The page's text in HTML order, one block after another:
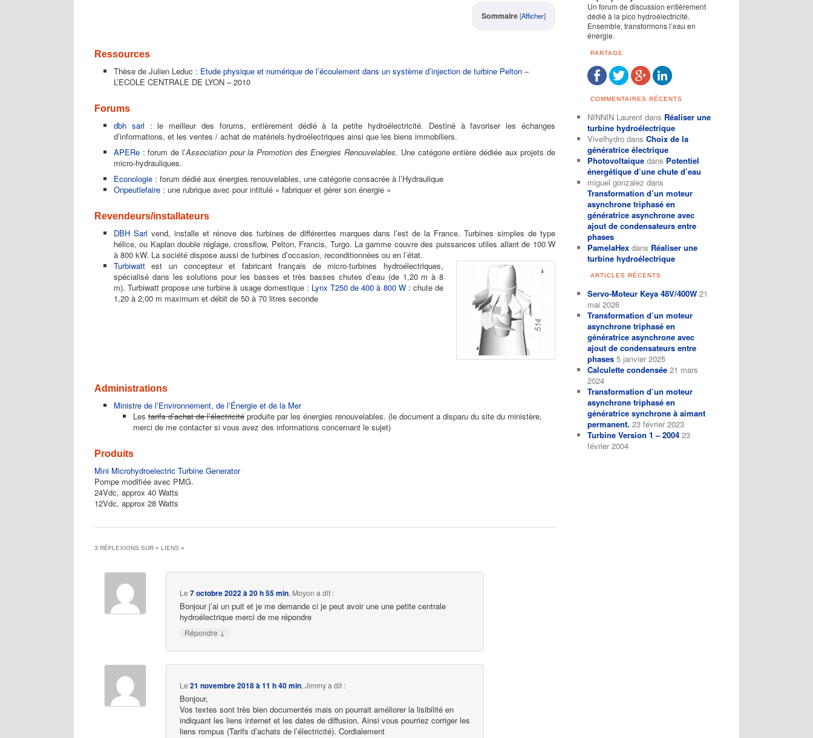
Sommaire[Afficher]
Ressources
Thèse de Julien Leduc : Etude physique et numérique de l’écoulement dans un système d’injection de turbine Pelton–
L’ECOLE CENTRALE DE LYON – 2010
Forums
dbh sarl : le meilleur des forums, entièrement dédié à la petite hydroélectricité. Destiné à favoriser les échanges
d’informations, et les ventes / achat de matériels hydroélectriques ainsi que les biens immobiliers.
APERe: forum de l’Association pour la Promotion des Energies Renouvelables. Une catégorie entière dédiée aux projets de
micro-hydrauliques.
Econologie: forum dédié aux énergies renouvelables, une catégorie consacrée à l’Hydraulique
Onpeutlefaire: une rubrique avec pour intitulé « fabriquer et gérer son énergie »
Revendeurs/installateurs
DBH Sarl vend, installe et rénove des turbines de différentes marques dans l’est de la France. Turbines simples de type
hélice, ou Kaplan double réglage, crossflow, Pelton, Francis, Turgo. La gamme couvre des puissances utiles allant de 100 W
à 800 kW. La société dispose aussi de turbines d’occasion, reconditionnées ou en l’état.
Turbiwattest un concepteur et fabricant français de micro-turbines hydroélectriques,
spécialisé dans les solutions pour les basses et très basses chutes d’eau (de 1,20 m à 8
m). Turbiwatt propose une turbine à usage domestique : Lynx T250 de 400 à 800 W: chute de
1,20 à 2,00 m maximum et débit de 50 à 70 litres seconde
Administrations
Ministre de l’Environnement, de l’Énergie et de la Mer
Lestarifs d’achat de l’électricitéproduite par les énergies renouvelables. (le document a disparu du site du ministère,
merci de me contacter si vous avez des informations concernant le sujet)
Produits
Mini Microhydroelectric Turbine Generator
Pompe modifiée avec PMG.
24Vdc, approx 40 Watts
12Vdc, approx 28 Watts
3 RÉFLEXIONS SUR « LIENS »
Le 7 octobre 2022 à 20 h 55 min, Moyon a dit :
Bonjour j’ai un puit et je me demande ci je peut avoir une une petite centrale
hydroélectrique merci de me répondre
Répondre ↓
Le 21 novembre 2018 à 11 h 40 min, Jimmy a dit :
Bonjour,
Vos textes sont très bien documentés mais on pourrait améliorer la lisibilité en
indiquant les liens internet et les dates de diffusion. Ainsi vous pourriez corriger les
liens rompus (Tarifs d’achats de l’électricité). Cordialement
Un forum de discussion entièrement
dédié à la pico hydroélectricité.
Ensemble, transformons l’eau en
énergie.
PARTAGE
COMMENTAIRES RÉCENTS
NINNIN Laurent dans Réaliser une
turbine hydroélectrique
Vivelhydro dansChoix de la
génératrice électrique
Photovoltaique dans Potentiel
énergétique d’une chute d’eau
miguel gonzalez dans
Transformation d’un moteur
asynchrone triphasé en
génératrice asynchrone avec
ajout de condensateurs entre
phases
PamelaHex dans Réaliser une
turbine hydroélectrique
ARTICLES RÉCENTS
Servo-Moteur Keya 48V/400W 21
mai 2026
Transformation d’un moteur
asynchrone triphasé en
génératrice asynchrone avec
ajout de condensateurs entre
phases 5 janvier 2025
Calculette condensée 21 mars
2024
Transformation d’un moteur
asynchrone triphasé en
génératrice synchrone à aimant
permanent. 23 février 2023
Turbine Version 1 – 2004 23
février 2004